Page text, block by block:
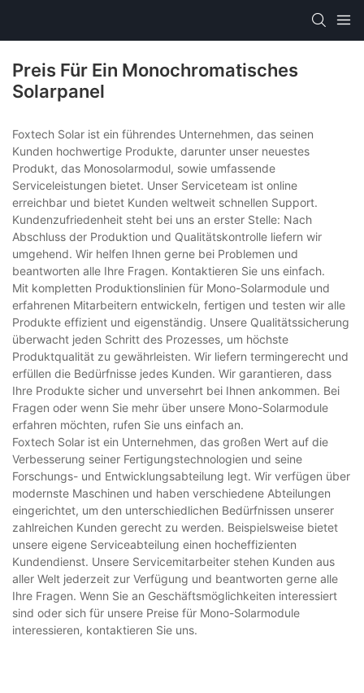
Preis Für Ein Monochromatisches
Solarpanel
Foxtech Solar ist ein führendes Unternehmen, das seinen
Kunden hochwertige Produkte, darunter unser neuestes
Produkt, das Monosolarmodul, sowie umfassende
Serviceleistungen bietet. Unser Serviceteam ist online
erreichbar und bietet Kunden weltweit schnellen Support.
Kundenzufriedenheit steht bei uns an erster Stelle: Nach
Abschluss der Produktion und Qualitätskontrolle liefern wir
umgehend. Wir helfen Ihnen gerne bei Problemen und
beantworten alle Ihre Fragen. Kontaktieren Sie uns einfach.
Mit kompletten Produktionslinien für Mono-Solarmodule und
erfahrenen Mitarbeitern entwickeln, fertigen und testen wir alle
Produkte effizient und eigenständig. Unsere Qualitätssicherung
überwacht jeden Schritt des Prozesses, um höchste
Produktqualität zu gewährleisten. Wir liefern termingerecht und
erfüllen die Bedürfnisse jedes Kunden. Wir garantieren, dass
Ihre Produkte sicher und unversehrt bei Ihnen ankommen. Bei
Fragen oder wenn Sie mehr über unsere Mono-Solarmodule
erfahren möchten, rufen Sie uns einfach an.
Foxtech Solar ist ein Unternehmen, das großen Wert auf die
Verbesserung seiner Fertigungstechnologien und seine
Forschungs- und Entwicklungsabteilung legt. Wir verfügen über
modernste Maschinen und haben verschiedene Abteilungen
eingerichtet, um den unterschiedlichen Bedürfnissen unserer
zahlreichen Kunden gerecht zu werden. Beispielsweise bietet
unsere eigene Serviceabteilung einen hocheffizienten
Kundendienst. Unsere Servicemitarbeiter stehen Kunden aus
aller Welt jederzeit zur Verfügung und beantworten gerne alle
Ihre Fragen. Wenn Sie an Geschäftsmöglichkeiten interessiert
sind oder sich für unsere Preise für Mono-Solarmodule
interessieren, kontaktieren Sie uns.